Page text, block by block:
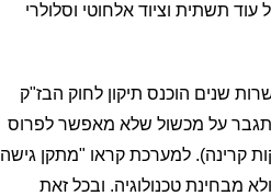
תשתית וציוד אלחוטי וסלולרי
שנים הוכנס תיקון לחוק הבז"ק
על מכשול שלא מאפשר לפרוס
קרינה). למערכת קראו "מתקן גישה
מבחינת טכנולוגיה. ובכל זאת